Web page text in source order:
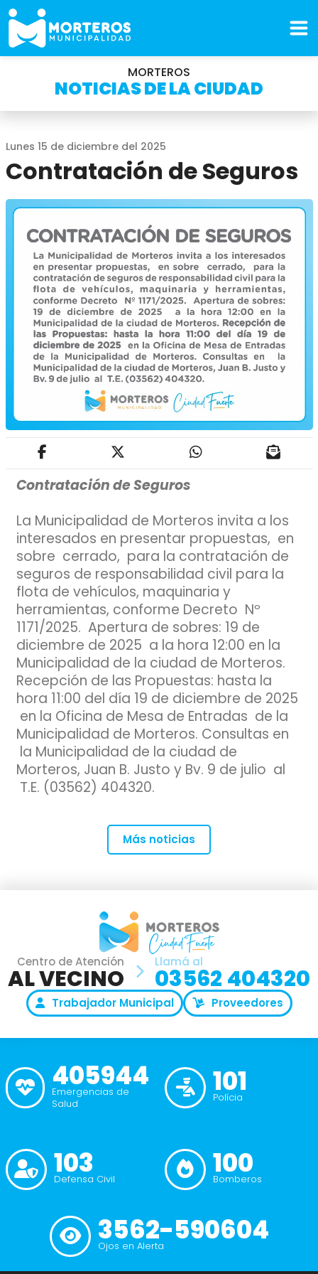
MORTEROS
NOTICIAS DE LA CIUDAD
Lunes 15 de diciembre del 2025
Contratación de Seguros
Contratación de Seguros
La Municipalidad de Morteros invita a los
interesados en presentar propuestas, en
sobre cerrado, para la contratación de
seguros de responsabilidad civil para la
flota de vehículos, maquinaria y
herramientas, conforme Decreto Nº
1171/2025. Apertura de sobres: 19 de
diciembre de 2025 a la hora 12:00 en la
Municipalidad de la ciudad de Morteros.
Recepción de las Propuestas: hasta la
hora 11:00 del día 19 de diciembre de 2025
en la Oficina de Mesa de Entradas de la
Municipalidad de Morteros. Consultas en
la Municipalidad de la ciudad de
Morteros, Juan B. Justo y Bv. 9 de julio al
T.E. (03562) 404320.
Más noticias
Centro de Atención
AL VECINO
Llamá al
03562 404320
Trabajador Municipal Proveedores
405944
Emergencias de
Salud
101
Polícia
103
Defensa Civil 100
Bomberos
3562-590604
Ojos en Alerta